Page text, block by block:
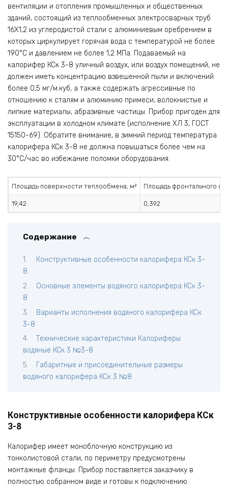
вентиляции и отопления промышленных и общественных
зданий, состоящий из теплообменных электросварных труб
16Х1,2 из углеродистой стали с алюминиевым оребрением в
которых циркулирует горячая вода с температурой не более
190°С и давлением не более 1,2 МПа. Подаваемый на
калорифер КСк 3-8 уличный воздух, или воздух помещений, не
должен иметь концентрацию взвешенной пыли и включений
более 0,5 мг/м.куб, а также содержать агрессивные по
отношению к сталям и алюминию примеси, волокнистые и
липкие материалы, абразивные частицы. Прибор пригоден для
эксплуатации в холодном климате (исполнение ХЛ 3, ГОСТ
15150-69). Обратите внимание, в зимний период температура
калорифера КСк 3-8 не должна повышаться более чем на
30°С/час во избежание поломки оборудования.
Площадь поверхности теплообмена, м² Площадь фронтального
19,42 0,392
Содержание
Конструктивные особенности калорифера КСк 3-
8
Основные элементы водяного калорифера КСк 3-
8
Варианты исполнения водяного калорифера КСк
3-8
Технические характеристики Калориферы
водяные КСк 3 №3-8
Габаритные и присоединительные размеры
водяного калорифера КСк 3 №8
Конструктивные особенности калорифера КСк
3-8
Калорифер имеет моноблочную конструкцию из
тонколистовой стали, по периметру предусмотрены
монтажные фланцы. Прибор поставляется заказчику в
полностью собранном виде и готовы к подключению.